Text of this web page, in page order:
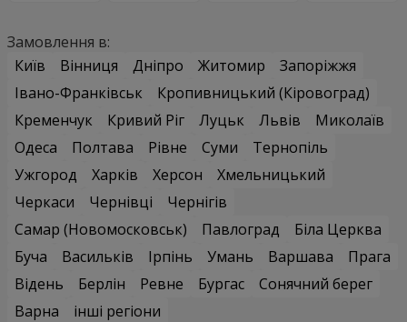
Замовлення в:
Київ
Вінниця Дніпро Житомир
Запоріжжя
Івано-Франківськ
Кропивницький (Кіровоград)
Кременчук
Кривий Ріг Луцьк Львів
Миколаїв
Одеса
Полтава Рівне Суми
Тернопіль
Ужгород
Харків Херсон
Хмельницький
Черкаси
Чернівці
Чернігів
Самар (Новомосковськ)
Павлоград
Біла Церква
Буча
Васильків Ірпінь Умань Варшава
Прага
Відень
Берлін Ревне Бургас
Сонячний берег
Варна
інші регіони